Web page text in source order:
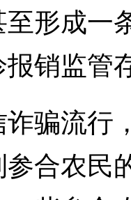
形成一
销监管
流行
合农民